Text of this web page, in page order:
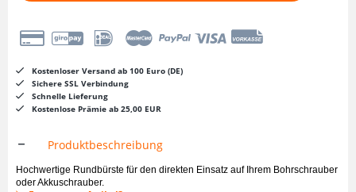
Kostenloser Versand ab 100 Euro (DE)
Sichere SSL Verbindung
Schnelle Lieferung
Kostenlose Prämie ab 25,00 EUR
Produktbeschreibung
Hochwertige Rundbürste für den direkten Einsatz auf Ihrem Bohrschrauber
oder Akkuschrauber.